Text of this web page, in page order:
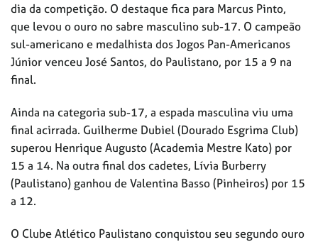
dia da competição. O destaque fica para Marcus Pinto,
que levou o ouro no sabre masculino sub-17. O campeão
sul-americano e medalhista dos Jogos Pan-Americanos
Júnior venceu José Santos, do Paulistano, por 15 a 9 na
final.
Ainda na categoria sub-17, a espada masculina viu uma
final acirrada. Guilherme Dubiel (Dourado Esgrima Club)
superou Henrique Augusto (Academia Mestre Kato) por
15 a 14. Na outra final dos cadetes, Lívia Burberry
(Paulistano) ganhou de Valentina Basso (Pinheiros) por 15
a 12.
O Clube Atlético Paulistano conquistou seu segundo ouro